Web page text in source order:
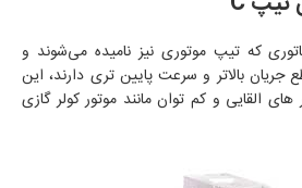
که تیپ موتوری نیز نامیده می‌شوند و
جریان بالاتر و سرعت پایین‌ تری دارند، این
القایی و کم‌ توان مانند موتور کولر گازی